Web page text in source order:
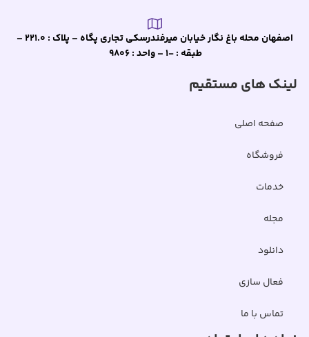
اصفهان محله باغ نگار خیابان میرفندرسکی تجاری پگاه – پلاک : 221.0 –
طبقه : -1 – واحد : 9806
لینک های مستقیم
صفحه اصلی
فروشگاه
خدمات
مجله
دانلود
فعال سازی
تماس با ما